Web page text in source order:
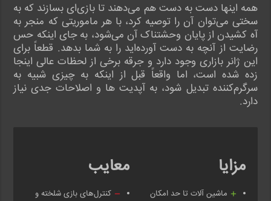
همه اینها دست به دست هم می‌دهند تا بازی‌ای بسازند که به
سختی می‌توان آن را توصیه کرد، با هر ماموریتی که منجر به
آه کشیدن از پایان وحشتناک آن می‌شود، به جای اینکه حس
رضایت از آنچه به دست آورده‌اید را به شما بدهد. قطعاً برای
این ژانر بازاری وجود دارد و جرقه برخی از لحظات عالی اینجا
زده شده است، اما واقعاً قبل از اینکه به چیزی شبیه به
سرگرم‌کننده تبدیل شود، به آپدیت ها و اصلاحات جدی نیاز
دارد.
مزایا
ماشین آلات تا حد امکان
معایب
کنترل‌های بازی شلخته و